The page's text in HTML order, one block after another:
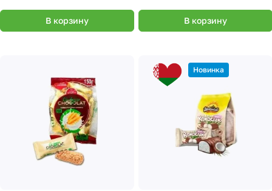
В корзину В корзину
Новинка